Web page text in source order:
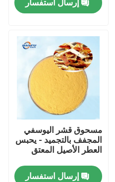
فيديوهات
برنامج VR
جولة في المصنع
إرسال استفسار
مسحوق قشر اليوسفي
المجفف بالتجميد - يحبس
العطر الأصيل المعتق
إرسال استفسار